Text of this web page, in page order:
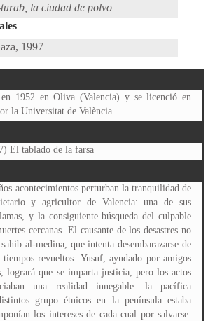
la ciudad de polvo
1997
1952 en Oliva (Valencia) y se licenció en
la Universitat de València.
El tablado de la farsa
acontecimientos perturban la tranquilidad de
y agricultor de Valencia: una de sus
y la consiguiente búsqueda del culpable
cercanas. El causante de los desastres no
al-medina, que intenta desembarazarse de
revueltos. Yusuf, ayudado por amigos
logrará que se imparta justicia, pero los actos
una realidad innegable: la pacífica
grupo étnicos en la península estaba
los intereses de cada cual por salvarse.